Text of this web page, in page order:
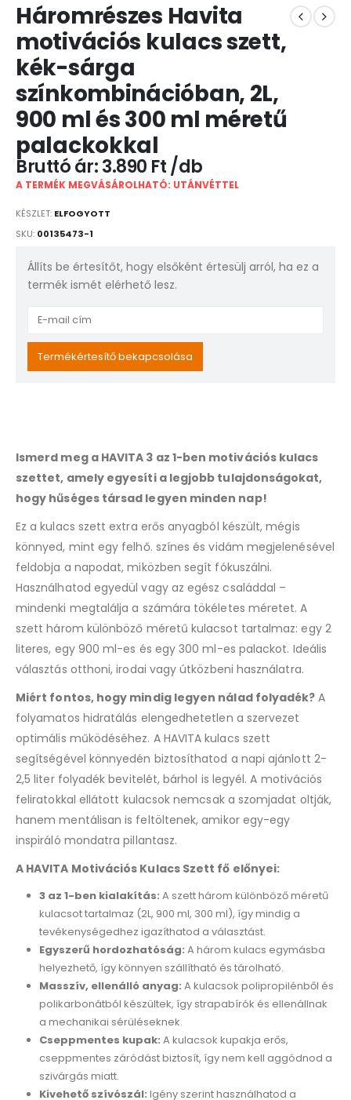
Háromrészes Havita
motivációs kulacs szett,
kék-sárga
színkombinációban, 2L,
900 ml és 300 ml méretű
palackokkal
3.890 Ft
A TERMÉK MEGVÁSÁROLHATÓ: UTÁNVÉTTEL
KÉSZLET: ELFOGYOTT
SKU: 00135473-1
Állíts be értesítőt, hogy elsőként értesülj arról, ha ez a
termék ismét elérhető lesz.
Enter
email
address
for
this
product
Termékértesítő bekapcsolása
Ismerd meg a HAVITA 3 az 1-ben motivációs kulacs
szettet, amely egyesíti a legjobb tulajdonságokat,
hogy hűséges társad legyen minden nap!
Ez a kulacs szett extra erős anyagból készült, mégis
könnyed, mint egy felhő. színes és vidám megjelenésével
feldobja a napodat, miközben segít fókuszálni.
Használhatod egyedül vagy az egész családdal –
mindenki megtalálja a számára tökéletes méretet. A
szett három különböző méretű kulacsot tartalmaz: egy 2
literes, egy 900 ml-es és egy 300 ml-es palackot. Ideális
választás otthoni, irodai vagy útközbeni használatra.
Miért fontos, hogy mindig legyen nálad folyadék? A
folyamatos hidratálás elengedhetetlen a szervezet
optimális működéséhez. A HAVITA kulacs szett
segítségével könnyedén biztosíthatod a napi ajánlott 2-
2,5 liter folyadék bevitelét, bárhol is legyél. A motivációs
feliratokkal ellátott kulacsok nemcsak a szomjadat oltják,
hanem mentálisan is feltöltenek, amikor egy-egy
inspiráló mondatra pillantasz.
A HAVITA Motivációs Kulacs Szett fő előnyei:
3 az 1-ben kialakítás: A szett három különböző méretű
kulacsot tartalmaz (2L, 900 ml, 300 ml), így mindig a
tevékenységedhez igazíthatod a választást.
Egyszerű hordozhatóság: A három kulacs egymásba
helyezhető, így könnyen szállítható és tárolható.
Masszív, ellenálló anyag: A kulacsok polipropilénből és
polikarbonátból készültek, így strapabírók és ellenállnak
a mechanikai sérüléseknek.
Cseppmentes kupak: A kulacsok kupakja erős,
cseppmentes záródást biztosít, így nem kell aggódnod a
szivárgás miatt.
Kivehető szívószál: Igény szerint használhatod a